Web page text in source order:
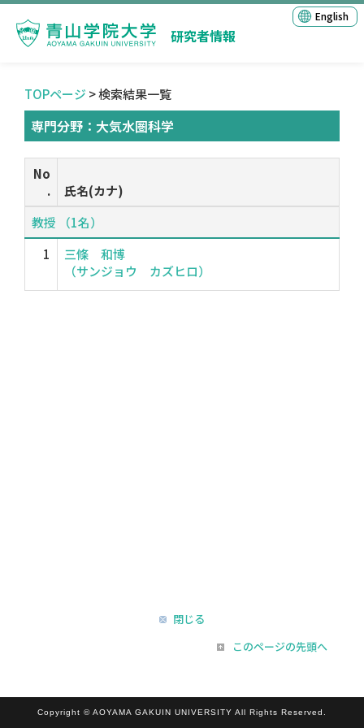
研究者情報
English
TOPページ > 検索結果一覧
専門分野：大気水圏科学
No
.
氏名(カナ)
教授 （1名）
1
三條 和博
（サンジョウ カズヒロ）
閉じる
このページの先頭へ
Copyright © AOYAMA GAKUIN UNIVERSITY All Rights Reserved.